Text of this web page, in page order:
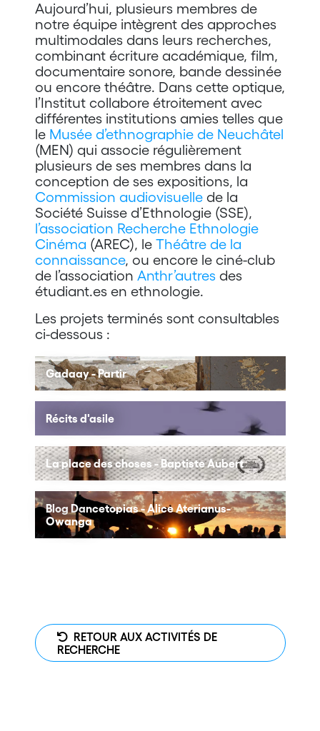
Aujourd’hui, plusieurs membres de
notre équipe intègrent des approches
multimodales dans leurs recherches,
combinant écriture académique, film,
documentaire sonore, bande dessinée
ou encore théâtre. Dans cette optique,
l’Institut collabore étroitement avec
différentes institutions amies telles que
le Musée d’ethnographie de Neuchâtel
(MEN) qui associe régulièrement
plusieurs de ses membres dans la
conception de ses expositions, la
Commission audiovisuellede la
Société Suisse d’Ethnologie (SSE),
l’association Recherche Ethnologie
Cinéma (AREC), le Théâtre de la
connaissance, ou encore le ciné-club
de l’association Anthr’autresdes
étudiant.es en ethnologie.
Les projets terminés sont consultables
ci-dessous :
Gadaay - Partir
Récits d'asile
La place des choses - Baptiste Aubert
Blog Dancetopias - Alice Aterianus-
Owanga
RETOUR AUX ACTIVITÉS DE
RECHERCHE